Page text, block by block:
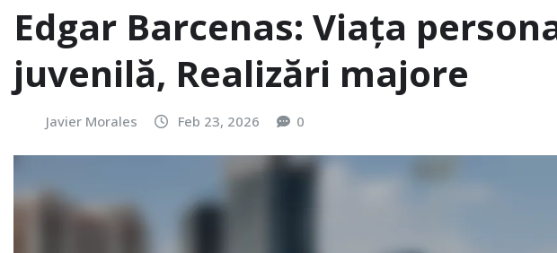
Edgar Barcenas: Viața
juvenilă, Realizări majore
Javier Morales Feb 23, 2026 0